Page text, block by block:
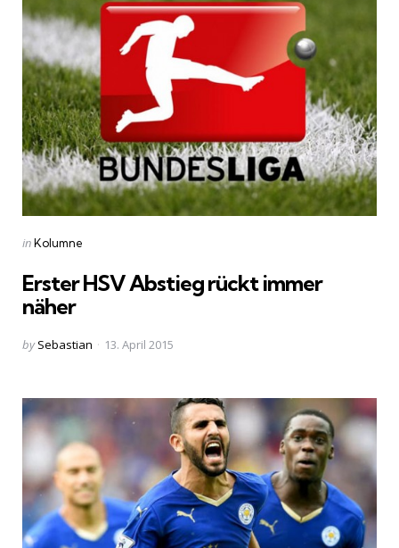
Categories
Posted
inKolumne
Erster HSV Abstieg rückt immer
näher
Posted
by Sebastian 13. April 2015